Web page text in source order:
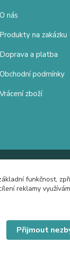
O nás
Produkty na zakázku
Doprava a platba
Obchodní podmínky
Vrácení zboží
funkčnost,
reklamy
Přijmout